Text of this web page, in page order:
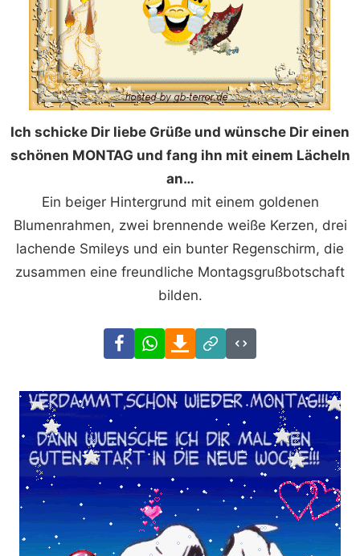
Ich schicke Dir liebe Grüße und wünsche Dir einen
schönen MONTAG und fang ihn mit einem Lächeln
an…
Ein beiger Hintergrund mit einem goldenen
Blumenrahmen, zwei brennende weiße Kerzen, drei
lachende Smileys und ein bunter Regenschirm, die
zusammen eine freundliche Montagsgrußbotschaft
bilden.
FacebookWhatsAppDownload
Link
Code